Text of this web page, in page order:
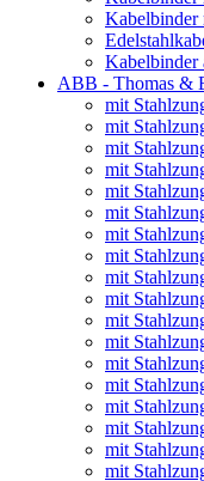
Kabelbinder
Kabelbinder
ABB - Thomas &
mit
mit
mit
mit
mit
mit
mit
mit
mit
mit
mit
mit
mit
mit
mit
mit
mit
mit